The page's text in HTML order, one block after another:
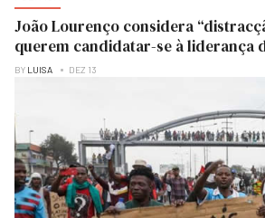
João Lourenço considera
querem candidatar-se à liderança
BY LUISA DEZ 13